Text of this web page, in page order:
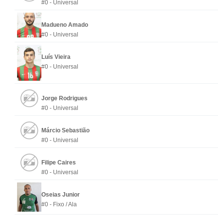
#0 - Universal
Madueno Amado
#0 - Universal
Luís Vieira
#0 - Universal
Jorge Rodrigues
#0 - Universal
Márcio Sebastião
#0 - Universal
Filipe Caires
#0 - Universal
Oseias Junior
#0 - Fixo / Ala